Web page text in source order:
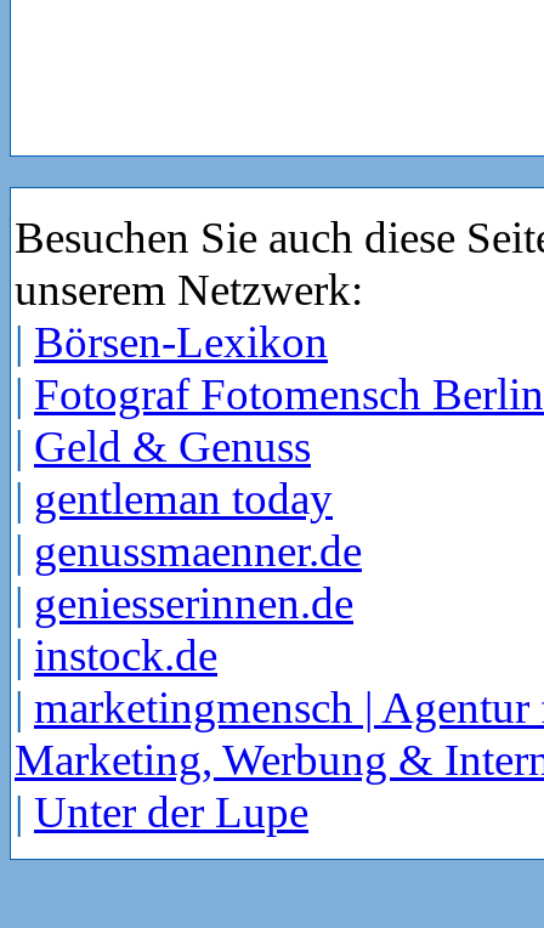
Besuchen Sie auch diese
unserem Netzwerk:
| Börsen-Lexikon
| Fotograf Fotomensch Berlin
| Geld & Genuss
| gentleman today
| genussmaenner.de
| geniesserinnen.de
| instock.de
| marketingmensch | Agentur
Marketing, Werbung &
| Unter der Lupe